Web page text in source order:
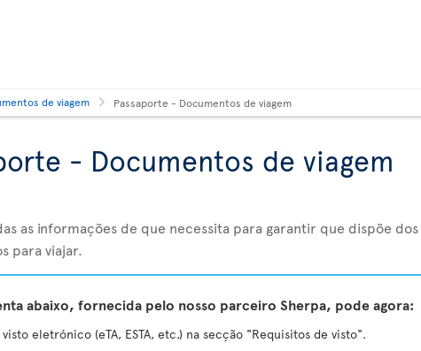
de viagem Passaporte - Documentos de viagem
- Documentos de viagem
as informações de que necessita para garantir que dispõe dos
para viajar.
abaixo, fornecida pelo nosso parceiro Sherpa, pode agora:
eletrónico (eTA, ESTA, etc.) na secção "Requisitos de visto".